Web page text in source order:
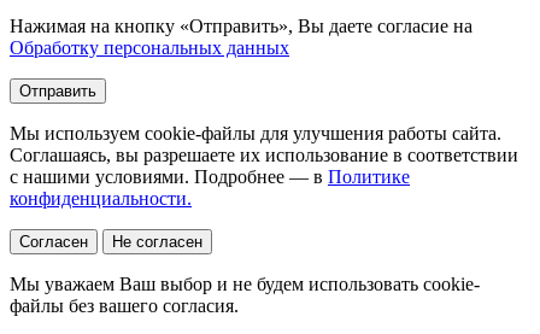
Нажимая на кнопку «Отправить», Вы даете согласие на
Обработку персональных данных
Отправить
Мы используем cookie-файлы для улучшения работы сайта.
Соглашаясь, вы разрешаете их использование в соответствии
с нашими условиями. Подробнее — в Политике
конфиденциальности.
Согласен Не согласен
Мы уважаем Ваш выбор и не будем использовать cookie-
файлы без вашего согласия.